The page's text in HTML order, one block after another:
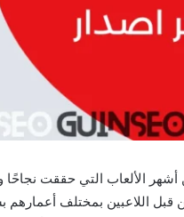
أشهر الألعاب التي حققت
قبل اللاعبين بمختلف